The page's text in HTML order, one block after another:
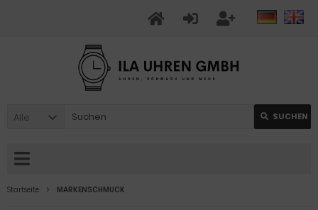
Alle SUCHEN
Startseite MARKENSCHMUCK